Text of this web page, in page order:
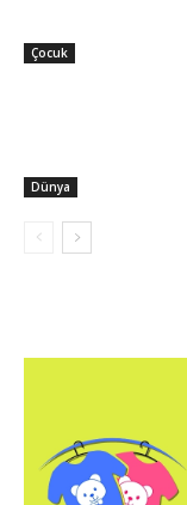
Çocuk
Dünya